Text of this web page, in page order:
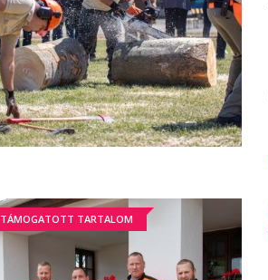
TÁMOGATOTT TARTALOM